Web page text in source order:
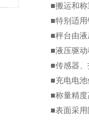
■搬运和
■特别适
■秤台由
■液压驱
■传感器
■充电电
■称量精
■表面采